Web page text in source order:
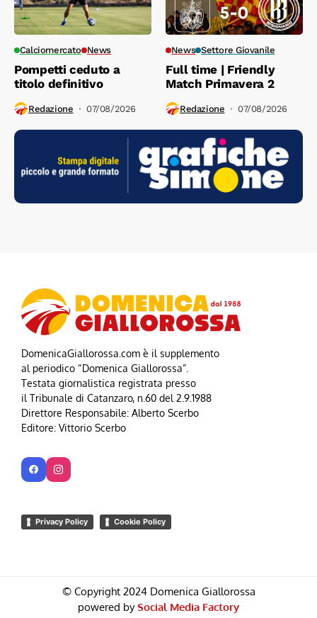
Calciomercato News
Pompetti ceduto a
titolo definitivo
Redazione 07/08/2026
News Settore Giovanile
Full time | Friendly
Match Primavera 2
Redazione 07/08/2026
DomenicaGiallorossa.com è il supplemento
al periodico “Domenica Giallorossa”.
Testata giornalistica registrata presso
il Tribunale di Catanzaro, n.60 del 2.9.1988
Direttore Responsabile: Alberto Scerbo
Editore: Vittorio Scerbo
Privacy Policy Cookie Policy
© Copyright 2024 Domenica Giallorossa
powered bySocial Media Factory